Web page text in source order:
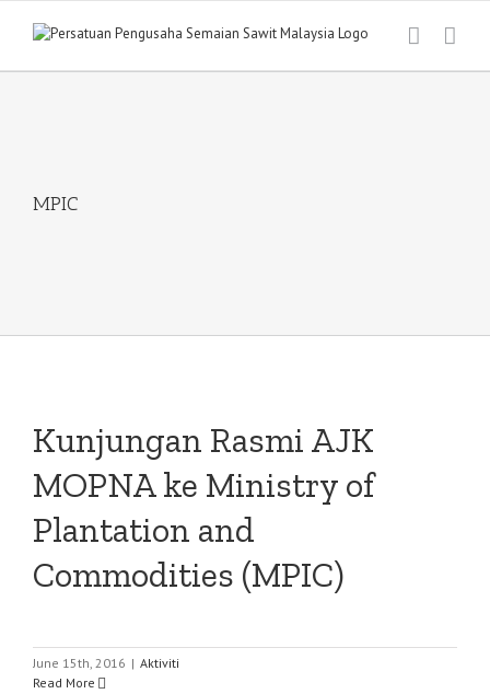
MPIC
Kunjungan Rasmi AJK
MOPNA ke Ministry of
Plantation and
Commodities (MPIC)
June 15th, 2016 | Aktiviti
Read More